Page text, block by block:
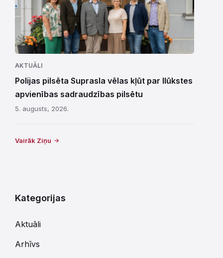
AKTUĀLI
Polijas pilsēta Suprasla vēlas kļūt par Ilūkstes
apvienības sadraudzības pilsētu
5. augusts, 2026.
Vairāk Ziņu
Kategorijas
Aktuāli
Arhīvs